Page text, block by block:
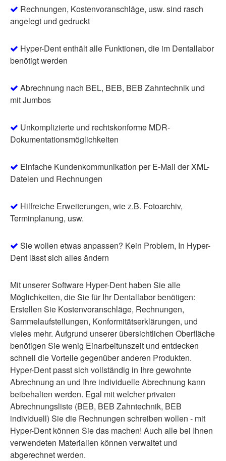
Rechnungen, Kostenvoranschläge, usw. sind rasch
angelegt und gedruckt
Hyper-Dent enthält alle Funktionen, die im Dentallabor
benötigt werden
Abrechnung nach BEL, BEB, BEB Zahntechnik und
mit Jumbos
Unkomplizierte und rechtskonforme MDR-
Dokumentationsmöglichkeiten
Einfache Kundenkommunikation per E-Mail der XML-
Dateien und Rechnungen
Hilfreiche Erweiterungen, wie z.B. Fotoarchiv,
Terminplanung, usw.
Sie wollen etwas anpassen? Kein Problem, In Hyper-
Dent lässt sich alles ändern
Mit unserer Software Hyper-Dent haben Sie alle
Möglichkeiten, die Sie für Ihr Dentallabor benötigen:
Erstellen Sie Kostenvoranschläge, Rechnungen,
Sammelaufstellungen, Konformitätserklärungen, und
vieles mehr. Aufgrund unserer übersichtlichen Oberfläche
benötigen Sie wenig Einarbeitunszeit und entdecken
schnell die Vorteile gegenüber anderen Produkten.
Hyper-Dent passt sich vollständig in Ihre gewohnte
Abrechnung an und Ihre individuelle Abrechnung kann
beibehalten werden. Egal mit welcher privaten
Abrechnungsliste (BEB, BEB Zahntechnik, BEB
individuell) Sie die Rechnungen schreiben wollen - mit
Hyper-Dent können Sie das machen! Auch alle bei Ihnen
verwendeten Materialien können verwaltet und
abgerechnet werden.